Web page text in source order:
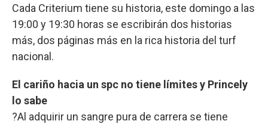
Cada Criterium tiene su historia, este domingo a las
19:00 y 19:30 horas se escribirán dos historias
más, dos páginas más en la rica historia del turf
nacional.
El cariño hacia un spc no tiene límites y Princely
lo sabe
?Al adquirir un sangre pura de carrera se tiene